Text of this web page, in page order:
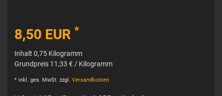
8,50 EUR *
Inhalt 0,75 Kilogramm
Grundpreis 11,33 € / Kilogramm
* inkl. ges. MwSt. zzgl. Versandkosten